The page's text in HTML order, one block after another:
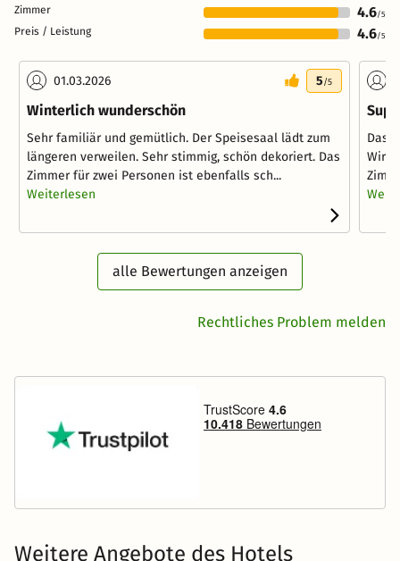
Zimmer 4.6/5
Preis / Leistung 4.6/5
01.03.2026 5/5
Winterlich wunderschön
Sehr familiär und gemütlich. Der Speisesaal lädt zum
längeren verweilen. Sehr stimmig, schön dekoriert. Das
Zimmer für zwei Personen ist ebenfalls sch...
Weiterlesen
Das
Wir
alle Bewertungen anzeigen
Rechtliches Problem melden
Weitere Angebote des Hotels